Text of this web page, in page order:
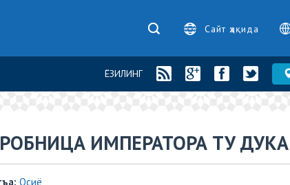
Сайт ҳақида
ЁЗИЛИНГ
ИМПЕРАТОРА ТУ ДУКА
Осиё